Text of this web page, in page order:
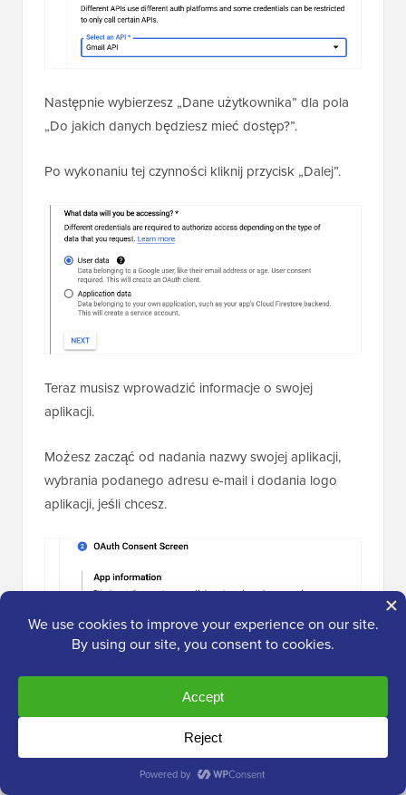
Następnie wybierzesz „Dane użytkownika” dla pola
„Do jakich danych będziesz mieć dostęp?”.
Po wykonaniu tej czynności kliknij przycisk „Dalej”.
Teraz musisz wprowadzić informacje o swojej
aplikacji.
Możesz zacząć od nadania nazwy swojej aplikacji,
wybrania podanego adresu e-mail i dodania logo
aplikacji, jeśli chcesz.
Stamtąd musisz przewinąć w dół i wprowadzić dane
kontaktowe dewelopera.